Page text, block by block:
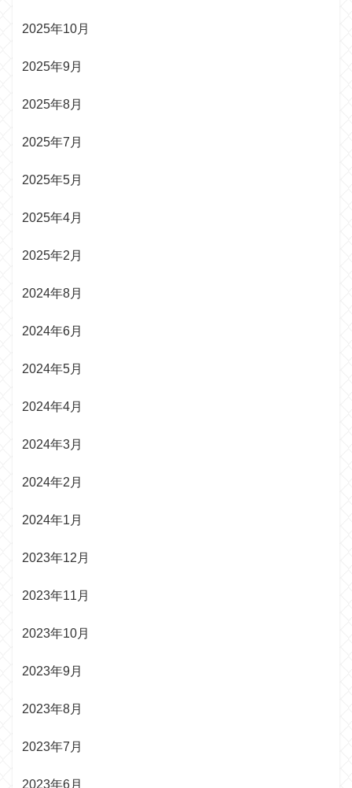
2025年10月
2025年9月
2025年8月
2025年7月
2025年5月
2025年4月
2025年2月
2024年8月
2024年6月
2024年5月
2024年4月
2024年3月
2024年2月
2024年1月
2023年12月
2023年11月
2023年10月
2023年9月
2023年8月
2023年7月
2023年6月